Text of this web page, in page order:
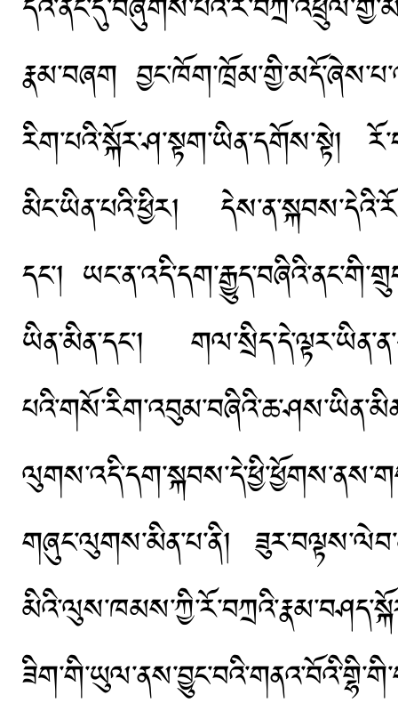
རྣམ་བཞག
རིག་པའི་སྐོར་ཤ་སྟག་ཡིན་དགོས་སྟེ།
མིང་ཡིན་པའི་ཕྱིར།
དང་།
ཡིན་མིན་དང་།
གཞུང་ལུགས་མིན་པ་ནི།